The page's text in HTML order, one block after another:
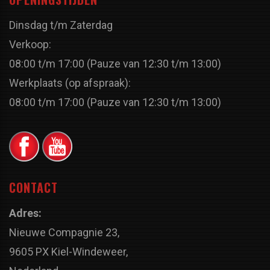
Dinsdag t/m Zaterdag
Verkoop:
08:00 t/m 17:00 (Pauze van 12:30 t/m 13:00)
Werkplaats (op afspraak):
08:00 t/m 17:00 (Pauze van 12:30 t/m 13:00)
CONTACT
Adres:
Nieuwe Compagnie 23,
9605 PX Kiel-Windeweer,